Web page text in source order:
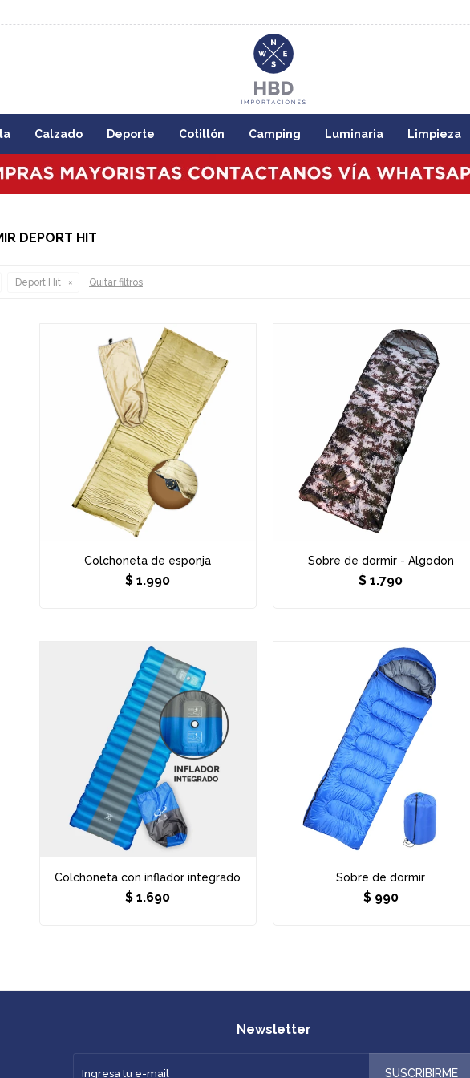
Calzado Deporte Cotillón Camping Luminaria Limpieza
DEPORT HIT
Deport Hit Quitar filtros
Colchoneta de esponja
$ 1.990
Sobre de dormir - Algodon
$ 1.790
Colchoneta con inflador integrado
$ 1.690
Sobre de dormir
$ 990
Newsletter
SUSCRIBIRME